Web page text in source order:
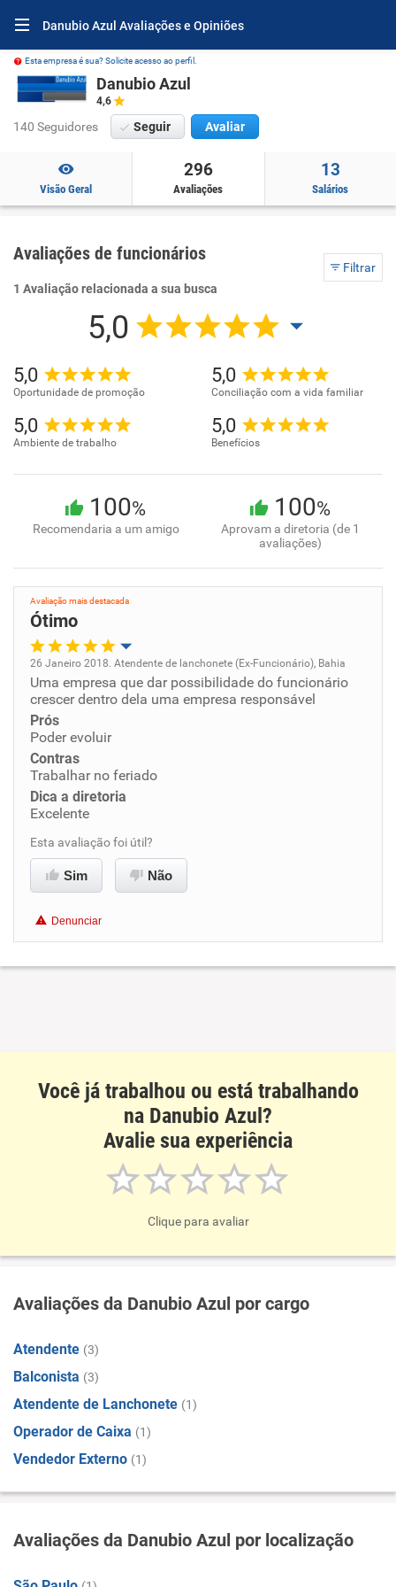
Danubio Azul Avaliações e Opiniões
Esta empresa é sua? Solicite acesso ao perfil.
Danubio Azul
4,6
140 Seguidores Seguir Avaliar
Visão Geral
296
Avaliações
13
Salários
Avaliações de funcionários
Filtrar
1 Avaliação relacionada a sua busca
5,0
5,0
Oportunidade de promoção
5,0
Conciliação com a vida familiar
5,0
Ambiente de trabalho
5,0
Benefícios
100%
Recomendaria a um amigo
100%
Aprovam a diretoria (de 1
avaliações)
Avaliação mais destacada
Ótimo
Oportunidade de promoção
Ambiente de trabalho
Conciliação com a vida familiar
Benefícios
Recomenda esta empresa
Recomenda a diretoria
26 Janeiro 2018. Atendente de lanchonete (Ex-Funcionário), Bahia
Uma empresa que dar possibilidade do funcionário
crescer dentro dela uma empresa responsável
Prós
Poder evoluir
Contras
Trabalhar no feriado
Dica a diretoria
Excelente
Esta avaliação foi útil?
Sim Não
Denunciar
Você já trabalhou ou está trabalhando
na Danubio Azul?
Avalie sua experiência
Clique para avaliar
Avaliações da Danubio Azul por cargo
Atendente (3)
Balconista (3)
Atendente de Lanchonete (1)
Operador de Caixa (1)
Vendedor Externo (1)
Avaliações da Danubio Azul por localização